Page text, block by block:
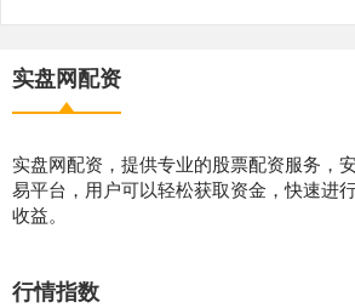
实盘网配资
实盘网配资，提供专业的股票配资服务，
易平台，用户可以轻松获取资金，快速进
收益。
行情指数